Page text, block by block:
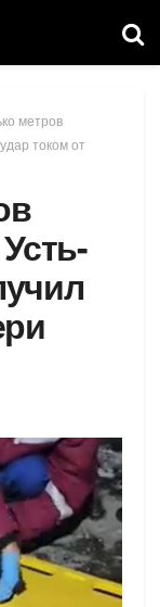
метров
током от